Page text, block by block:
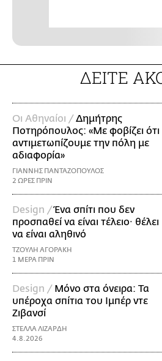
ΔΕΙΤΕ
Οι Αθηναίοι /Δημήτρης
Ποτηρόπουλος: «Με φοβίζει ότι
αντιμετωπίζουμε την πόλη με
αδιαφορία»
ΓΙΑΝΝΗΣ ΠΑΝΤΑΖΟΠΟΥΛΟΣ
2 ΩΡΕΣ ΠΡΙΝ
Design /Ένα σπίτι που δεν
προσπαθεί να είναι τέλειο· θέλει
να είναι αληθινό
ΤΖΟΥΛΗ ΑΓΟΡΑΚΗ
1 ΜΕΡΑ ΠΡΙΝ
Design / Μόνο στα όνειρα: Τα
υπέροχα σπίτια του Ιμπέρ ντε
Ζιβανσί
ΣΤΕΛΛΑ ΛΙΖΑΡΔΗ
4.8.2026